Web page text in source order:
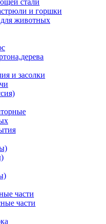
и горшки
животных
и засолки
части
части